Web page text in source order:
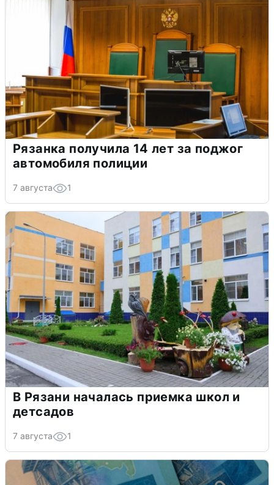
Рязанка получила 14 лет за поджог
автомобиля полиции
7 августа 1
В Рязани началась приемка школ и
детсадов
7 августа 1